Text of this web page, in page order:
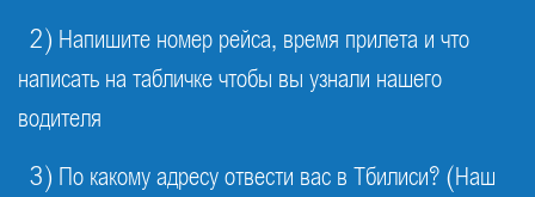
2) Напишите номер рейса, время прилета и что
написать на табличке чтобы вы узнали нашего
водителя
3) По какому адресу отвести вас в Тбилиси? (Наш